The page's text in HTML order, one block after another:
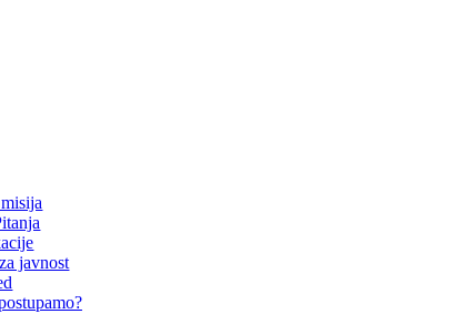
javnost